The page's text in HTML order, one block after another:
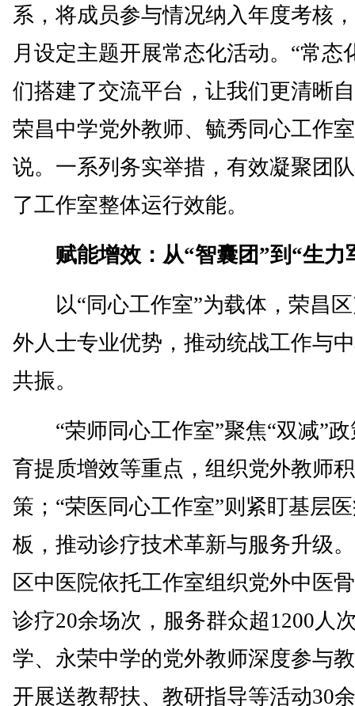
系，将成员参与情况纳入年度考核
月设定主题开展常态化活动。“常态
们搭建了交流平台，让我们更清晰
荣昌中学党外教师、毓秀同心工作
说。一系列务实举措，有效凝聚团
了工作室整体运行效能。
赋能增效：从“智囊团”到“生力
以“同心工作室”为载体，荣昌区
外人士专业优势，推动统战工作与
共振。
“荣师同心工作室”聚焦“双减”政
育提质增效等重点，组织党外教师
策；“荣医同心工作室”则紧盯基层
板，推动诊疗技术革新与服务升级
区中医院依托工作室组织党外中医
诊疗20余场次，服务群众超1200人
学、永荣中学的党外教师深度参与
开展送教帮扶、教研指导等活动30